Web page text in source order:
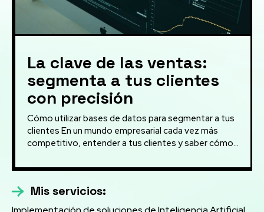
La clave de las ventas:
segmenta a tus clientes
con precisión
Cómo utilizar bases de datos para segmentar a tus
clientes En un mundo empresarial cada vez más
competitivo, entender a tus clientes y saber cómo...
Mis servicios: